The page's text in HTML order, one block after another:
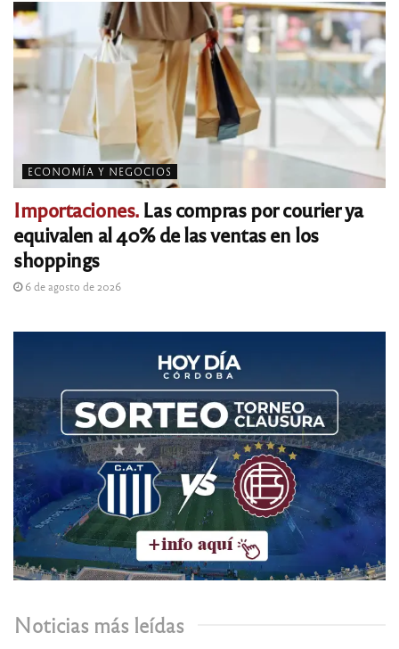
ECONOMÍA Y NEGOCIOS
Importaciones.Las compras por courier ya
equivalen al 40% de las ventas en los
shoppings
6 de agosto de 2026
Noticias más leídas